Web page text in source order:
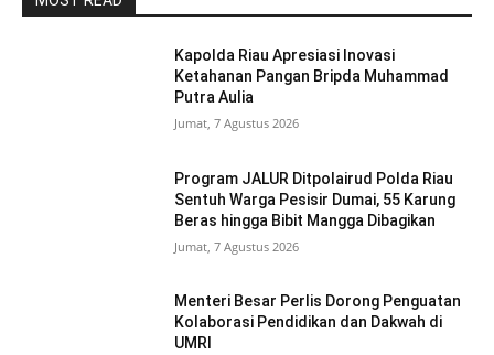
Kapolda Riau Apresiasi Inovasi
Ketahanan Pangan Bripda Muhammad
Putra Aulia
Jumat, 7 Agustus 2026
Program JALUR Ditpolairud Polda Riau
Sentuh Warga Pesisir Dumai, 55 Karung
Beras hingga Bibit Mangga Dibagikan
Jumat, 7 Agustus 2026
Menteri Besar Perlis Dorong Penguatan
Kolaborasi Pendidikan dan Dakwah di
UMRI